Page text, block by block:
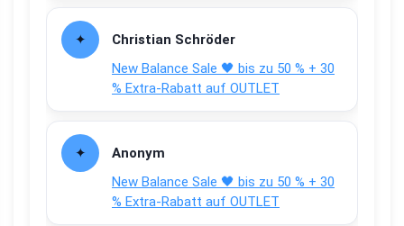
Christian Schröder
New Balance Sale 🖤 bis zu 50 % + 30
% Extra-Rabatt auf OUTLET
Anonym
New Balance Sale 🖤 bis zu 50 % + 30
% Extra-Rabatt auf OUTLET